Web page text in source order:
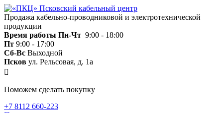
Продажа кабельно-проводниковой и электротехнической
продукции
Время работы Пн-Чт 9:00 - 18:00
Пт 9:00 - 17:00
Сб-Вс Выходной
Псков ул. Рельсовая, д. 1а
Поможем сделать покупку
+7 8112 660-223